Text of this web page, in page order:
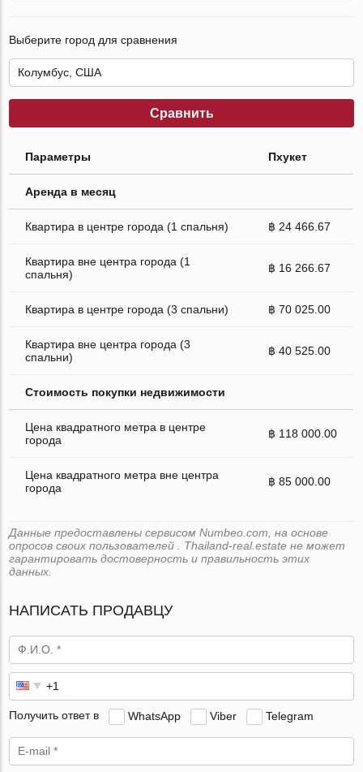
Выберите город для сравнения
Сравнить
Параметры Пхукет
Аренда в месяц
Квартира в центре города (1 спальня) ฿ 24 466.67
Квартира вне центра города (1
спальня)
฿ 16 266.67
Квартира в центре города (3 спальни) ฿ 70 025.00
Квартира вне центра города (3
спальни)
฿ 40 525.00
Стоимость покупки недвижимости
Цена квадратного метра в центре
города
฿ 118 000.00
Цена квадратного метра вне центра
города
฿ 85 000.00
Данные предоставлены сервисом Numbeo.com, на основе
опросов своих пользователей . Thailand-real.estate не может
гарантировать достоверность и правильность этих
данных.
НАПИСАТЬ ПРОДАВЦУ
Получить ответ в WhatsApp Viber Telegram